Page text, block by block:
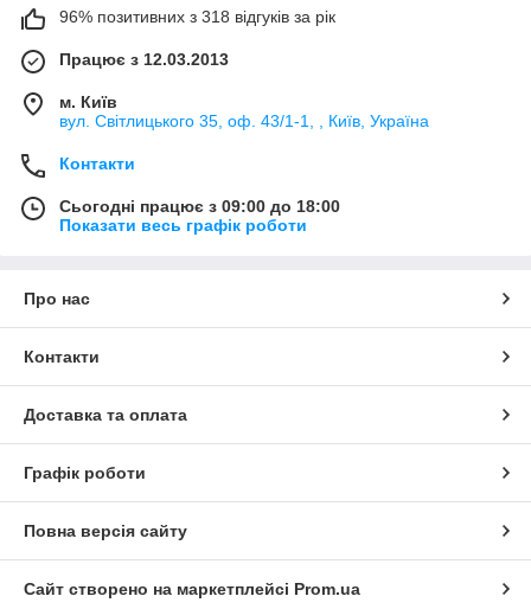
96% позитивних з 318 відгуків за рік
Працює з 12.03.2013
м. Київ
вул. Світлицького 35, оф. 43/1-1, , Київ, Україна
Контакти
Сьогодні працює з 09:00 до 18:00
Показати весь графік роботи
Про нас
Контакти
Доставка та оплата
Графік роботи
Повна версія сайту
Сайт створено на маркетплейсі Prom.ua